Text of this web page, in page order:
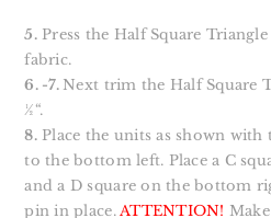
5.Press the Half Square
fabric.
6. -7. Next trim the Half Square
½“.
8.Place the units as shown
to the bottom left. Place a C
and a D square on the bottom
pin in place.ATTENTION!